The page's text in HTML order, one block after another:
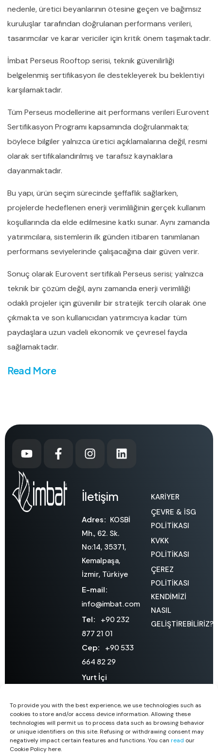
To provide you with the best experience, we use technologies such as
cookies to store and/or access device information. Allowing these
technologies will permit us to process data such as browsing behavior
or unique identifiers on this site. Refusing or withdrawing consent may
negatively impact certain features and functions. You can read our
Cookie Policy here.
nedenle, üretici beyanlarının ötesine geçen ve bağımsız
kuruluşlar tarafından doğrulanan performans verileri,
tasarımcılar ve karar vericiler için kritik önem taşımaktadır.
İmbat Perseus Rooftop serisi, teknik güvenilirliği
belgelenmiş sertifikasyon ile destekleyerek bu beklentiyi
karşılamaktadır.
Tüm Perseus modellerine ait performans verileri Eurovent
Sertifikasyon Programı kapsamında doğrulanmakta;
böylece bilgiler yalnızca üretici açıklamalarına değil, resmi
olarak sertifikalandırılmış ve tarafsız kaynaklara
dayanmaktadır.
Bu yapı, ürün seçim sürecinde şeffaflık sağlarken,
projelerde hedeflenen enerji verimliliğinin gerçek kullanım
koşullarında da elde edilmesine katkı sunar. Aynı zamanda
yatırımcılara, sistemlerin ilk günden itibaren tanımlanan
performans seviyelerinde çalışacağına dair güven verir.
Sonuç olarak Eurovent sertifikalı Perseus serisi; yalnızca
teknik bir çözüm değil, aynı zamanda enerji verimliliği
odaklı projeler için güvenilir bir stratejik tercih olarak öne
çıkmakta ve son kullanıcıdan yatırımcıya kadar tüm
paydaşlara uzun vadeli ekonomik ve çevresel fayda
sağlamaktadır.
Read More
İletişim
Adres: KOSBİ
Mh., 62. Sk.
No:14, 35371,
Kemalpaşa,
İzmir, Türkiye
E-mail:
info@imbat.com
Tel:
+90 232
877 21 01
Cep:
+90 533
664 82 29
Yurt İçi
teklif@imbat.com
Yurt Dışı
Satışlar:
KARİYER
ÇEVRE & İSG
POLİTİKASI
KVKK
POLİTİKASI
ÇEREZ
POLİTİKASI
KENDİMİZİ
NASIL
GELİŞTİREBİLİRİZ?